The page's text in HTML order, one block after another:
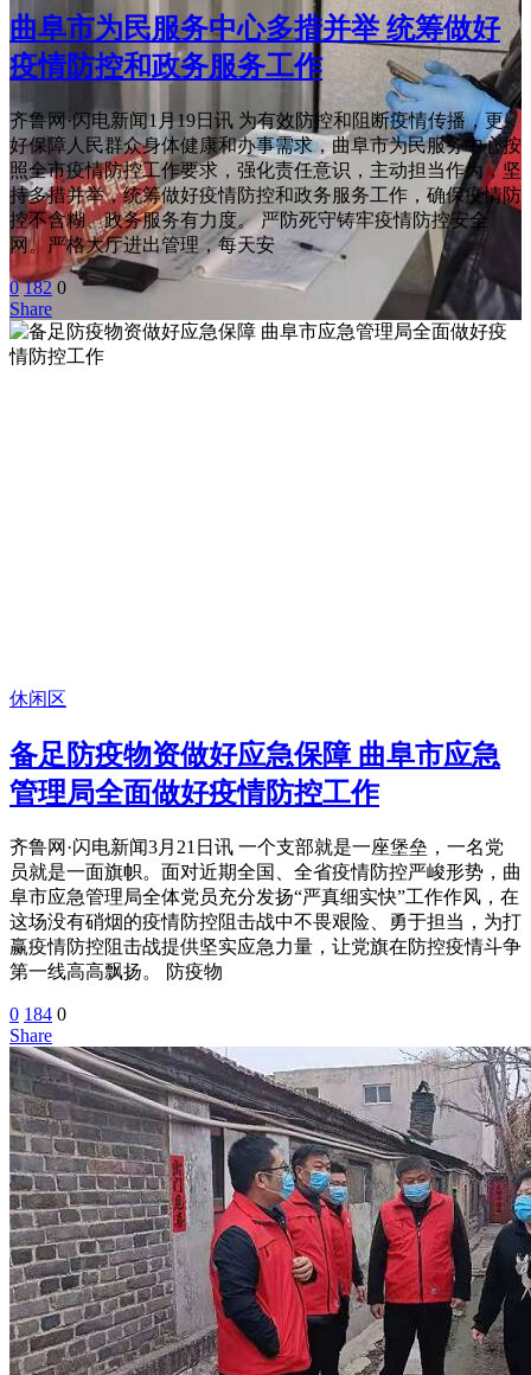
曲阜市为民服务中心多措并举 统筹做好
疫情防控和政务服务工作
齐鲁网·闪电新闻1月19日讯 为有效防控和阻断疫情传播，更
好保障人民群众身体健康和办事需求，曲阜市为民服务中心按
照全市疫情防控工作要求，强化责任意识，主动担当作为，坚
持多措并举，统筹做好疫情防控和政务服务工作，确保疫情防
控不含糊、政务服务有力度。 严防死守铸牢疫情防控安全
网。严格大厅进出管理，每天安
0 182 0
Share
休闲区
备足防疫物资做好应急保障 曲阜市应急
管理局全面做好疫情防控工作
齐鲁网·闪电新闻3月21日讯 一个支部就是一座堡垒，一名党
员就是一面旗帜。面对近期全国、全省疫情防控严峻形势，曲
阜市应急管理局全体党员充分发扬“严真细实快”工作作风，在
这场没有硝烟的疫情防控阻击战中不畏艰险、勇于担当，为打
赢疫情防控阻击战提供坚实应急力量，让党旗在防控疫情斗争
第一线高高飘扬。 防疫物
0 184 0
Share